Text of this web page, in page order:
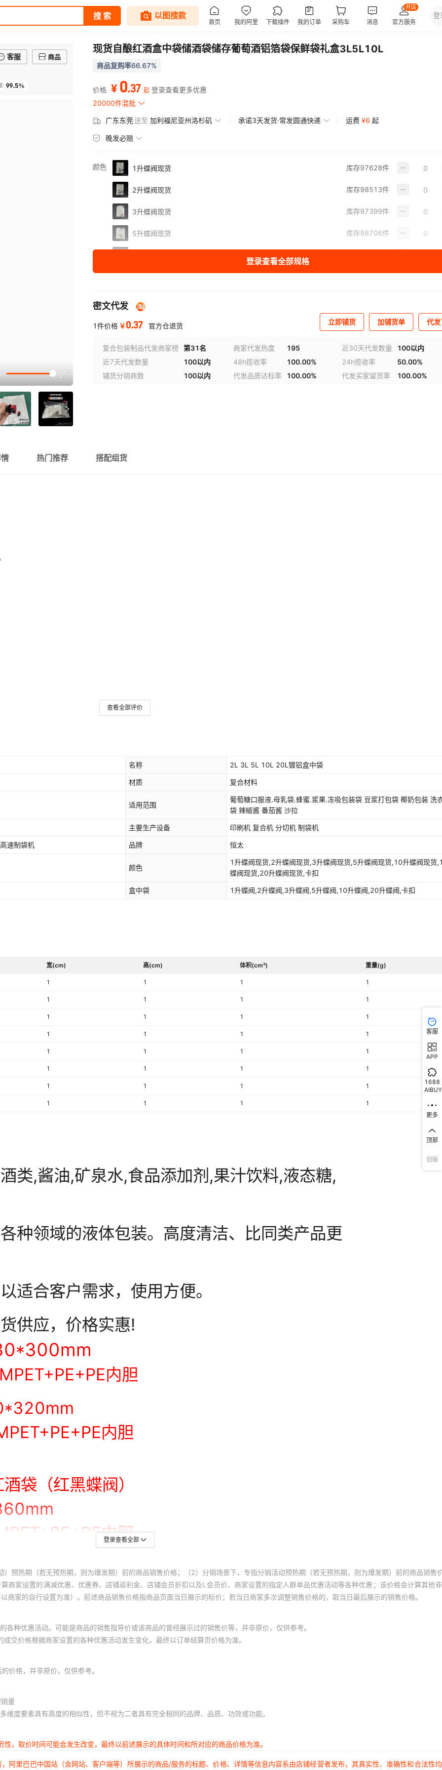
客服 商品
99.5%
选型视频 2
现货自酿红酒盒中袋储酒袋储存葡萄酒铝箔袋保鲜袋礼盒3L5L10L
商品复购率66.67%
价格 ¥ 0.37 起 登录查看更多优惠
20000件混批
广东东莞送至 加利福尼亚州洛杉矶 承诺3天发货·常发圆通快递 运费 ¥6 起
晚发必赔
颜色 1升蝶阀现货 库存97628件
2升蝶阀现货 库存98513件
3升蝶阀现货 库存97399件
5升蝶阀现货 库存98706件
卡扣 库存 99899件
登录查看全部规格
密文代发
1件价格 ￥0.37 官方仓退货 立即铺货 加铺货单 代
复合包装制品代发商家榜 第31名 商家代发热度 195 近30天代发数量
100以内
近7天代发数量
100以内 48h揽收率 100.00% 24h揽收率
50.00%
铺货分销商数
100以内 代发品质达标率 100.00% 代发买家留货率 100.00%
热门推荐 搭配组货
查看全部评价
名称 2L 3L 5L 10L 20L镀铝盒中袋
材质 复合材料
适用范围
葡萄糖口服液.母乳袋.蜂蜜.浆果.冻吸包装袋 豆浆打包袋 椰奶包装 洗
袋 辣椒酱 番茄酱 沙拉
主要生产设备 印刷机 复合机 分切机 制袋机
高速凹版印刷机 高速无溶剂复合机 高速制袋机 品牌 恒太
颜色
1升蝶阀现货,2升蝶阀现货,3升蝶阀现货,5升蝶阀现货,10升蝶阀现货
蝶阀现货,20升蝶阀现货,卡扣
盒中袋 1升蝶阀,2升蝶阀,3升蝶阀,5升蝶阀,10升蝶阀,20升蝶阀,卡扣
宽(cm) 高(cm) 体积(cm³) 重量(g)
1 1 1 1
1 1 1 1
1 1 1 1
1 1 1 1
1 1 1 1
1 1 1 1
1 1 1 1
1 1 1 1
登录查看全部
预热期（若无预热期，则为爆发期）前的商品销售价格；（2）分销场景下，专指分销活动预热期（若无预热期，则为爆发期）前的商品销售
商家设置的满减优惠、优惠券、店铺返利金、店铺会员折扣以及L会员价、商家设置的指定人群单品优惠活动等各种优惠；该价格会计算其他
家的自行设置为准）。前述商品销售价格指商品页面当日展示的标价；若当日商家多次调整销售价格的，取当日最后展示的销售价格。
种优惠活动。可能是商品的销售指导价或该商品的曾经展示过的销售价等，并非原价，仅供参考。
交价格根据商家设置的各种优惠活动发生变化，最终以订单结算页价格为准。
价格，并非原价，仅供参考。
量
度要素具有高度的相似性，但不视为二者具有完全相同的品牌、品质、功效或功能。
，取价时间可能会发生改变，最终以前述展示的具体时间和所对应的商品价格为准。
阿里巴巴中国站（含网站、客户端等）所展示的商品/服务的标题、价格、详情等信息内容系由店铺经营者发布，其真实性、准确性和合法性
客服
APP
1688
AIBUY
更多
顶部
旧版